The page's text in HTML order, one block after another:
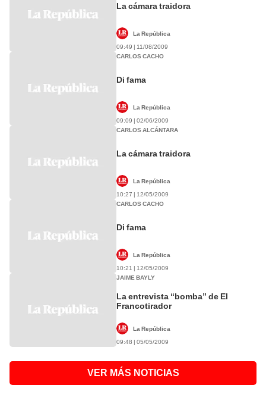
La cámara traidora
La República
09:49 | 11/08/2009
CARLOS CACHO
Di fama
La República
09:09 | 02/06/2009
CARLOS ALCÁNTARA
La cámara traidora
La República
10:27 | 12/05/2009
CARLOS CACHO
Di fama
La República
10:21 | 12/05/2009
JAIME BAYLY
La entrevista “bomba” de El
Francotirador
La República
09:48 | 05/05/2009
VER MÁS NOTICIAS